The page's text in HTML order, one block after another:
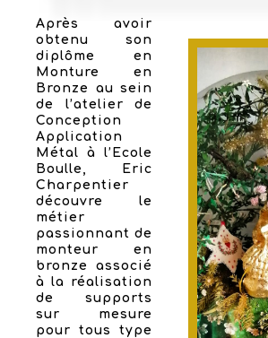
Après avoir
obtenu son
diplôme en
Monture en
Bronze au sein
de l’atelier de
Conception
Application
Métal à l’Ecole
Boulle, Eric
Charpentier
découvre le
métier
passionnant de
monteur en
bronze associé
à la réalisation
de supports
sur mesure
pour tous type